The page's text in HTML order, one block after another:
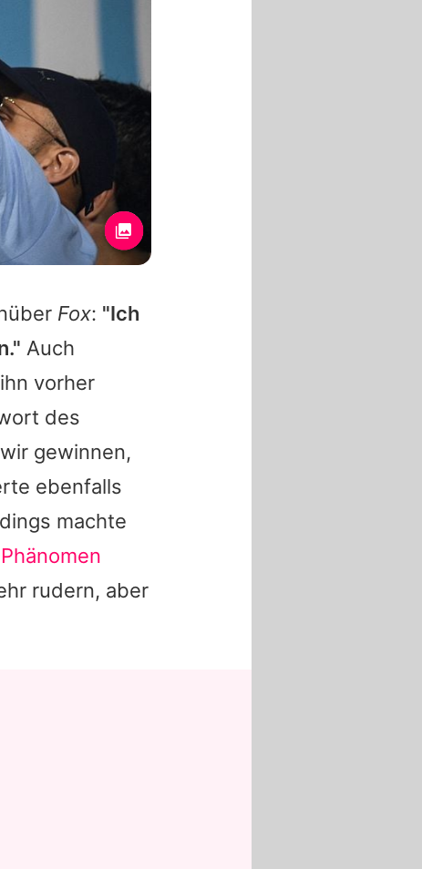
Fox: "Ich
Auch
vorher
des
gewinnen,
ebenfalls
machte
rudern, aber